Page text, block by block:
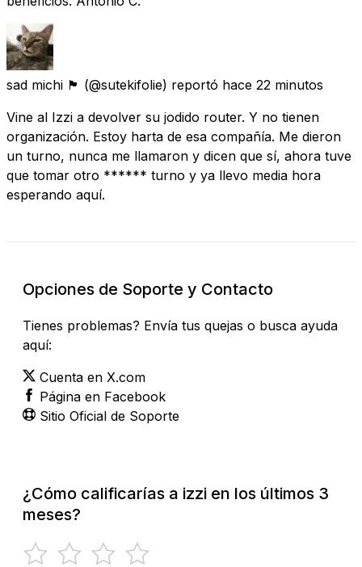
sad michi 🏴 (@sutekifolie) reportó hace 22 minutos
Vine al Izzi a devolver su jodido router. Y no tienen
organización. Estoy harta de esa compañía. Me dieron
un turno, nunca me llamaron y dicen que sí, ahora tuve
que tomar otro ****** turno y ya llevo media hora
esperando aquí.
Opciones de Soporte y Contacto
Tienes problemas? Envía tus quejas o busca ayuda
aquí:
Cuenta en X.com
Página en Facebook
Sitio Oficial de Soporte
¿Cómo calificarías a izzi en los últimos 3
meses?